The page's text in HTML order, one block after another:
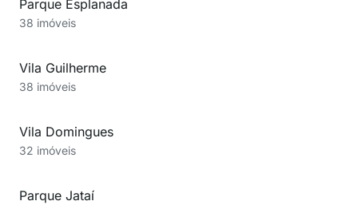
Parque Esplanada
38 imóveis
Vila Guilherme
38 imóveis
Vila Domingues
32 imóveis
Parque Jataí